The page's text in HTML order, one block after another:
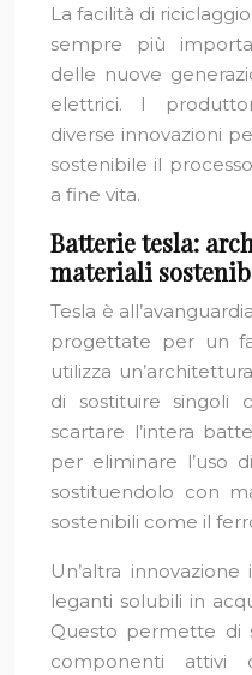
La facilità di
sempre più
delle nuove
elettrici. I
diverse innovazioni
sostenibile il
a fine vita.
Batterie tesla:
materiali
Tesla è
progettate per un
utilizza
di sostituire singoli
scartare l’intera
per eliminare l’uso
sostituendolo con
sostenibili come il
Un’altra
leganti solubili in
Questo permette di
componenti attivi